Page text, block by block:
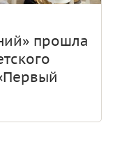
прошла